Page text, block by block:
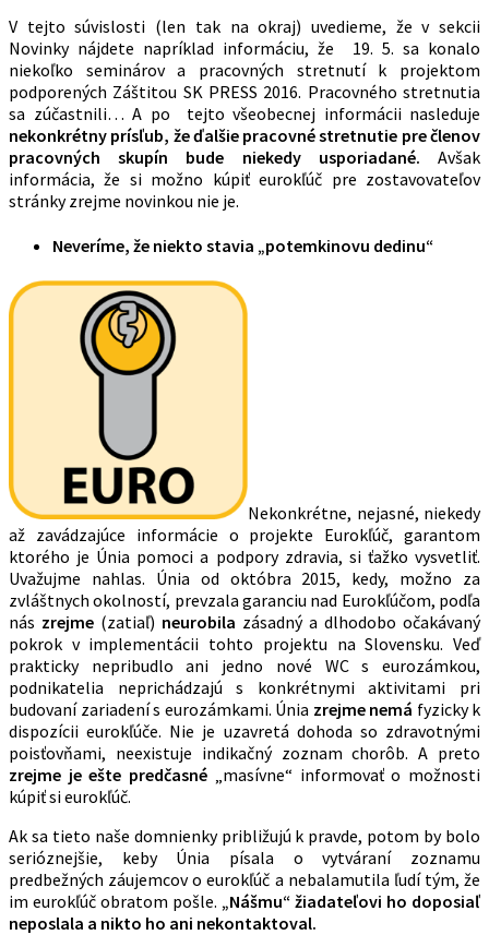
V tejto súvislosti (len tak na okraj) uvedieme, že v sekcii
Novinky nájdete napríklad informáciu, že 19. 5. sa konalo
niekoľko seminárov a pracovných stretnutí k projektom
podporených Záštitou SK PRESS 2016. Pracovného stretnutia
sa zúčastnili… A po tejto všeobecnej informácii nasleduje
nekonkrétny prísľub, že ďalšie pracovné stretnutie pre členov
pracovných skupín bude niekedy usporiadané. Avšak
informácia, že si možno kúpiť eurokľúč pre zostavovateľov
stránky zrejme novinkou nie je.
Neveríme, že niekto stavia „potemkinovu dedinu“
Nekonkrétne, nejasné, niekedy
až zavádzajúce informácie o projekte Eurokľúč, garantom
ktorého je Únia pomoci a podpory zdravia, si ťažko vysvetliť.
Uvažujme nahlas. Únia od októbra 2015, kedy, možno za
zvláštnych okolností, prevzala garanciu nad Eurokľúčom, podľa
nás zrejme (zatiaľ) neurobila zásadný a dlhodobo očakávaný
pokrok v implementácii tohto projektu na Slovensku. Veď
prakticky nepribudlo ani jedno nové WC s eurozámkou,
podnikatelia neprichádzajú s konkrétnymi aktivitami pri
budovaní zariadení s eurozámkami. Únia zrejme nemá fyzicky k
dispozícii eurokľúče. Nie je uzavretá dohoda so zdravotnými
poisťovňami, neexistuje indikačný zoznam chorôb. A preto
zrejme je ešte predčasné „masívne“ informovať o možnosti
kúpiť si eurokľúč.
Ak sa tieto naše domnienky približujú k pravde, potom by bolo
serióznejšie, keby Únia písala o vytváraní zoznamu
predbežných záujemcov o eurokľúč a nebalamutila ľudí tým, že
im eurokľúč obratom pošle. „Nášmu“ žiadateľovi ho doposiaľ
neposlala a nikto ho ani nekontaktoval.